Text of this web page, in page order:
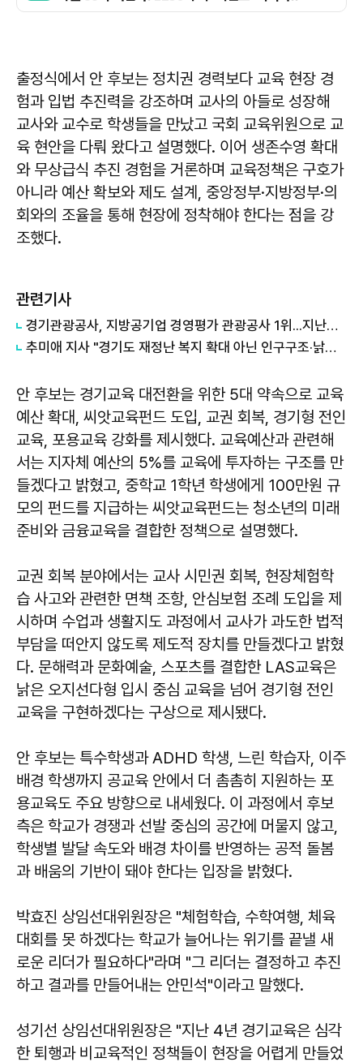
출정식에서 안 후보는 정치권 경력보다 교육 현장 경
험과 입법 추진력을 강조하며 교사의 아들로 성장해
교사와 교수로 학생들을 만났고 국회 교육위원으로 교
육 현안을 다뤄 왔다고 설명했다. 이어 생존수영 확대
와 무상급식 추진 경험을 거론하며 교육정책은 구호가
아니라 예산 확보와 제도 설계, 중앙정부·지방정부·의
회와의 조율을 통해 현장에 정착해야 한다는 점을 강
조했다.
관련기사
경기관광공사, 지방공기업 경영평가 관광공사 1위...지난해 5위서 4계단 상승
추미애 지사 "경기도 재정난 복지 확대 아닌 인구구조·낡은 세수체계 문제"
안 후보는 경기교육 대전환을 위한 5대 약속으로 교육
예산 확대, 씨앗교육펀드 도입, 교권 회복, 경기형 전인
교육, 포용교육 강화를 제시했다. 교육예산과 관련해
서는 지자체 예산의 5%를 교육에 투자하는 구조를 만
들겠다고 밝혔고, 중학교 1학년 학생에게 100만원 규
모의 펀드를 지급하는 씨앗교육펀드는 청소년의 미래
준비와 금융교육을 결합한 정책으로 설명했다.
교권 회복 분야에서는 교사 시민권 회복, 현장체험학
습 사고와 관련한 면책 조항, 안심보험 조례 도입을 제
시하며 수업과 생활지도 과정에서 교사가 과도한 법적
부담을 떠안지 않도록 제도적 장치를 만들겠다고 밝혔
다. 문해력과 문화예술, 스포츠를 결합한 LAS교육은
낡은 오지선다형 입시 중심 교육을 넘어 경기형 전인
교육을 구현하겠다는 구상으로 제시됐다.
안 후보는 특수학생과 ADHD 학생, 느린 학습자, 이주
배경 학생까지 공교육 안에서 더 촘촘히 지원하는 포
용교육도 주요 방향으로 내세웠다. 이 과정에서 후보
측은 학교가 경쟁과 선발 중심의 공간에 머물지 않고,
학생별 발달 속도와 배경 차이를 반영하는 공적 돌봄
과 배움의 기반이 돼야 한다는 입장을 밝혔다.
박효진 상임선대위원장은 "체험학습, 수학여행, 체육
대회를 못 하겠다는 학교가 늘어나는 위기를 끝낼 새
로운 리더가 필요하다"라며 "그 리더는 결정하고 추진
하고 결과를 만들어내는 안민석"이라고 말했다.
성기선 상임선대위원장은 "지난 4년 경기교육은 심각
한 퇴행과 비교육적인 정책들이 현장을 어렵게 만들었